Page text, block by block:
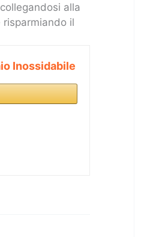
alla
il
Inossidabile